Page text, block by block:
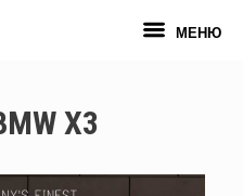
МЕНЮ
X3